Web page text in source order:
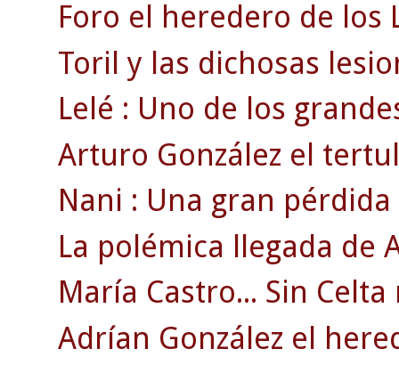
Foro el heredero de los
Toril y las dichosas
Lelé : Uno de los
Arturo González el
Nani : Una gran
La polémica llegada de
María Castro... Sin
Adrían González el